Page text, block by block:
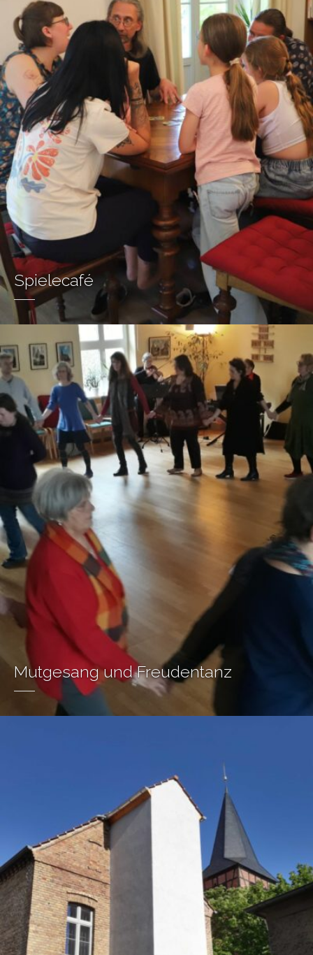
Spielecafé
Mutgesang und Freudentanz